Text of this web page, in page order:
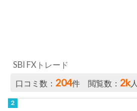
SBI FXトレード
口コミ数：204件 閲覧数：2k人